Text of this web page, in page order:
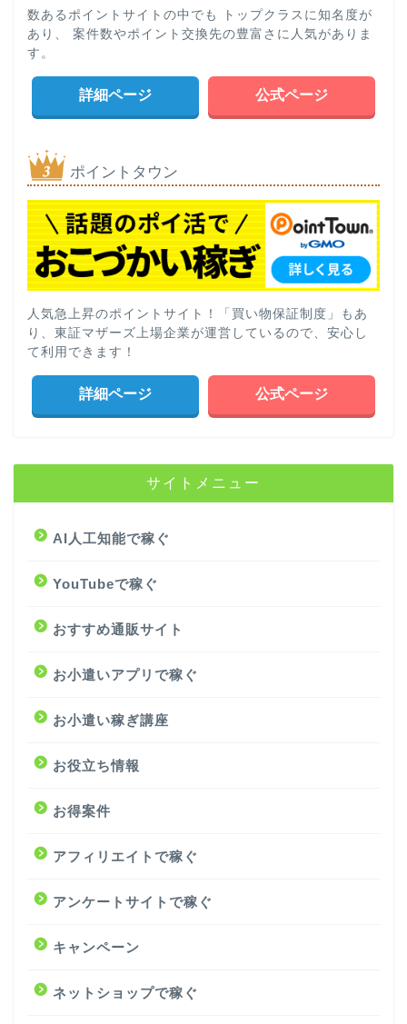
数あるポイントサイトの中でも トップクラスに知名度が
あり、 案件数やポイント交換先の豊富さに人気がありま
す。
詳細ページ 公式ページ
ポイントタウン
人気急上昇のポイントサイト！「買い物保証制度」もあ
り、東証マザーズ上場企業が運営しているので、安心し
て利用できます！
詳細ページ 公式ページ
サイトメニュー
AI人工知能で稼ぐ
YouTubeで稼ぐ
おすすめ通販サイト
お小遣いアプリで稼ぐ
お小遣い稼ぎ講座
お役立ち情報
お得案件
アフィリエイトで稼ぐ
アンケートサイトで稼ぐ
キャンペーン
ネットショップで稼ぐ